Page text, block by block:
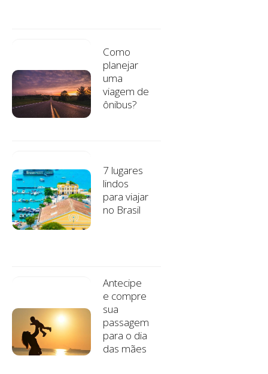
Como
planejar
uma
viagem de
ônibus?
7 lugares
lindos
para viajar
no Brasil
Antecipe
e compre
sua
passagem
para o dia
das mães